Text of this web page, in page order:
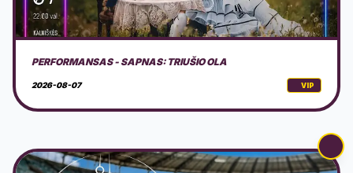
AVS NINDZĖ LIETUVA 2026 3 ETAPAS
2026-08-08 VIP